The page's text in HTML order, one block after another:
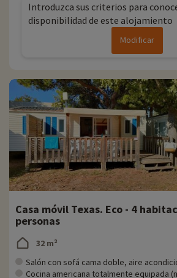
Introduzca sus criterios para
disponibilidad de este alojamiento
Modificar
Casa móvil Texas. Eco - 4
personas
32 m²
Salón con sofá cama doble, aire
Cocina americana totalmente equipada